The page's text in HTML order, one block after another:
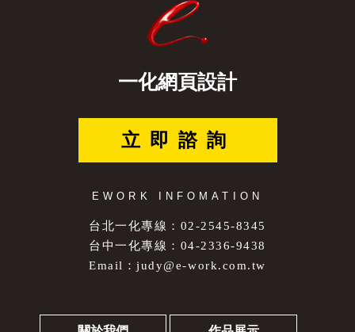
一化網頁設計
立即諮詢
EWORK INFOMATION
台北一化專線：02-2545-8345
台中一化專線：04-2336-9438
Email：judy@e-work.com.tw